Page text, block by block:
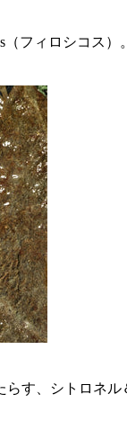
（フィロシコ
す、シトロネル